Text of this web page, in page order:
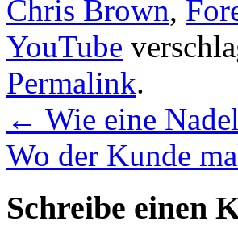
Chris Brown,
YouTube
Permalink.
← Wie eine
Wo der Kunde
Schreibe einen